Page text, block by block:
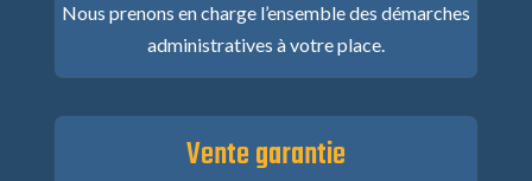
Nous prenons en charge l’ensemble des démarches
administratives à votre place.
Vente garantie